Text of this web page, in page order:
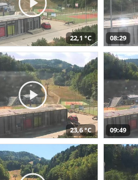
22,1 °C 08:29
23,6 °C 09:49